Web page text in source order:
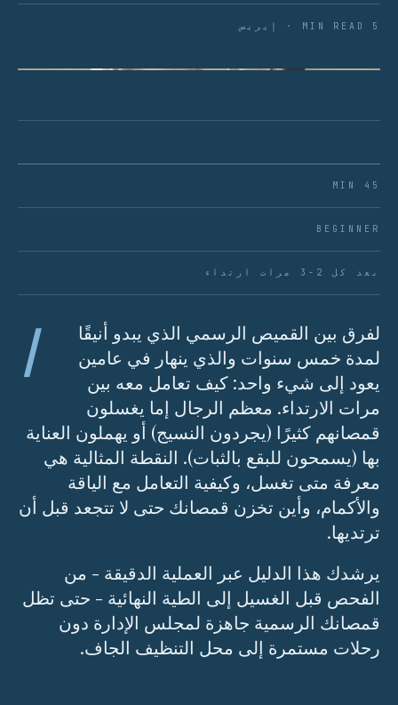
5 MIN READ · إيريس
45 MIN
BEGINNER
بعد كل 2-3 مرات ارتداء
ا
لفرق بين القميص الرسمي الذي يبدو أنيقًا
لمدة خمس سنوات والذي ينهار في عامين
يعود إلى شيء واحد: كيف تعامل معه بين
مرات الارتداء. معظم الرجال إما يغسلون
قمصانهم كثيرًا (يجردون النسيج) أو يهملون العناية
بها (يسمحون للبقع بالثبات). النقطة المثالية هي
معرفة متى تغسل، وكيفية التعامل مع الياقة
والأكمام، وأين تخزن قمصانك حتى لا تتجعد قبل أن
ترتديها.
يرشدك هذا الدليل عبر العملية الدقيقة - من
الفحص قبل الغسيل إلى الطية النهائية - حتى تظل
قمصانك الرسمية جاهزة لمجلس الإدارة دون
رحلات مستمرة إلى محل التنظيف الجاف.